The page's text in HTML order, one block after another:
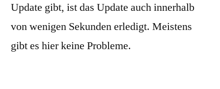
Update gibt, ist das Update auch innerhalb
von wenigen Sekunden erledigt. Meistens
gibt es hier keine Probleme.